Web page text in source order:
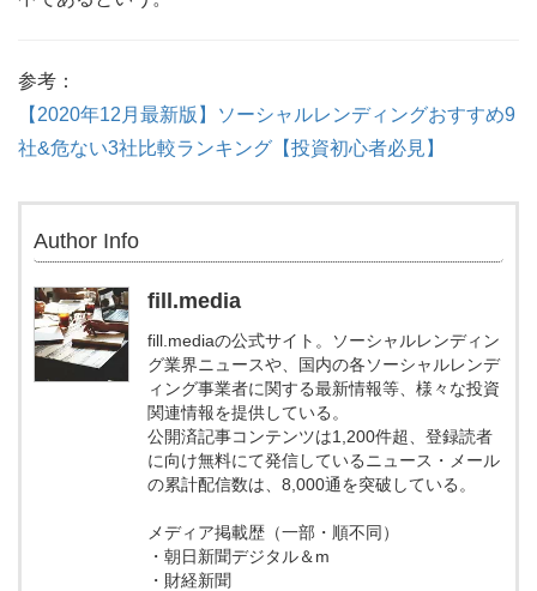
参考：
【2020年12月最新版】ソーシャルレンディングおすすめ9
社&危ない3社比較ランキング【投資初心者必見】
Author Info
fill.media
fill.mediaの公式サイト。ソーシャルレンディン
グ業界ニュースや、国内の各ソーシャルレンデ
ィング事業者に関する最新情報等、様々な投資
関連情報を提供している。
公開済記事コンテンツは1,200件超、登録読者
に向け無料にて発信しているニュース・メール
の累計配信数は、8,000通を突破している。
メディア掲載歴（一部・順不同）
・朝日新聞デジタル＆m
・財経新聞